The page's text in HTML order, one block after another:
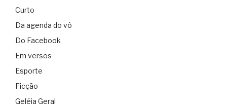
Curto
Da agenda do vô
Do Facebook
Em versos
Esporte
Ficção
Geléia Geral